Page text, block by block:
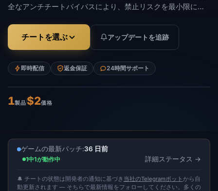
全なアンチチートバイパスにより、禁止リスクを最小限に抑
ゲーム バージョンとの完全な互換性が維持されます。
チートを選ぶ アップデートを追跡
即時配信 返金保証 24時間サポート
1製品$2価格
ゲームの最新パッチ:36 日前
1中1が動作中 詳細ステータス
🔔 チートの状態は開発者の通知に基づき 当社のTelegramボット から自
動更新されます — そちらで最新情報をフォローしてください。多くの